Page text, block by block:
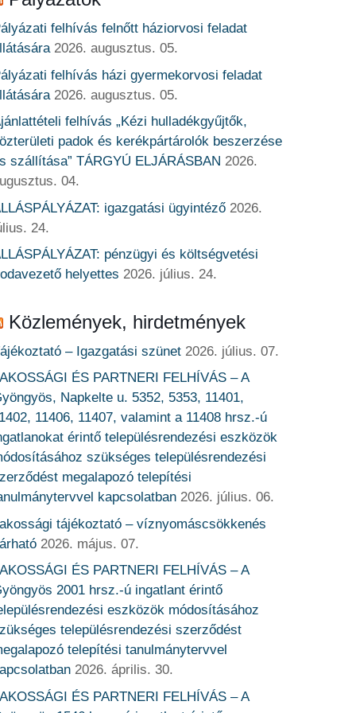
felhívás felnőtt háziorvosi feladat
2026. augusztus. 05.
felhívás házi gyermekorvosi feladat
2026. augusztus. 05.
felhívás „Kézi hulladékgyűjtők,
padok és kerékpártárolók beszerzése
szállítása” TÁRGYÚ ELJÁRÁSBAN 2026.
04.
igazgatási ügyintéző 2026.
24.
pénzügyi és költségvetési
helyettes 2026. július. 24.
Közlemények, hirdetmények
– Igazgatási szünet 2026. július. 07.
ÉS PARTNERI FELHÍVÁS – A
Napkelte u. 5352, 5353, 11401,
11406, 11407, valamint a 11408 hrsz.-ú
érintő településrendezési eszközök
szükséges településrendezési
megalapozó telepítési
kapcsolatban 2026. július. 06.
tájékoztató – víznyomáscsökkenés
2026. május. 07.
ÉS PARTNERI FELHÍVÁS – A
2001 hrsz.-ú ingatlant érintő
eszközök módosításához
településrendezési szerződést
telepítési tanulmánytervvel
2026. április. 30.
ÉS PARTNERI FELHÍVÁS – A